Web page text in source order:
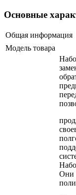
Основные
Общая информация
Модель товара
Они